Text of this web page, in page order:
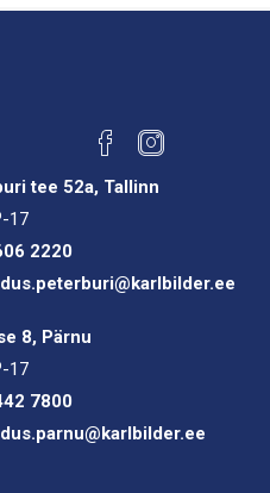
tee 52a, Tallinn
17
2220
8, Pärnu
17
7800